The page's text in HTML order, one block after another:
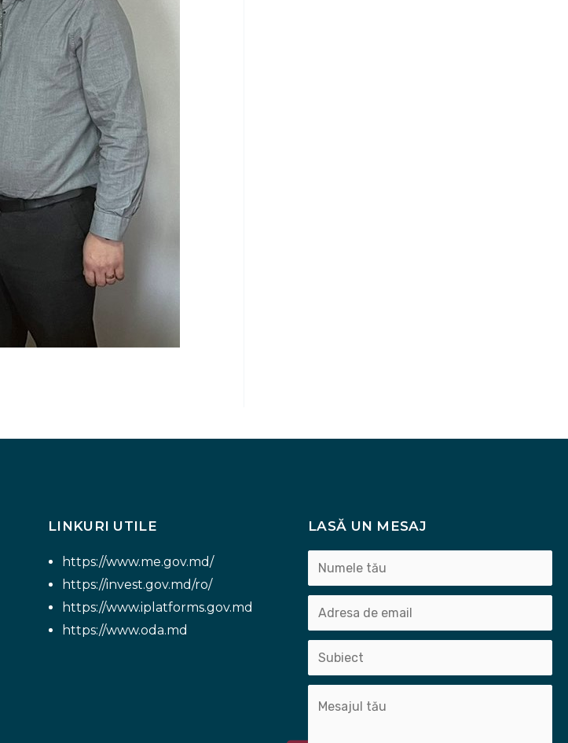
LINKURI UTILE
https://www.me.gov.md/
https://invest.gov.md/ro/
https://www.iplatforms.gov.md
https://www.oda.md
LASĂ UN MESAJ